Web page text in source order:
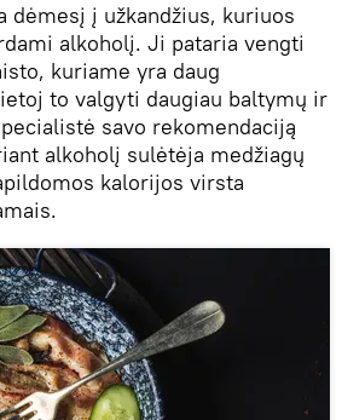
dėmesį į užkandžius, kuriuos
alkoholį. Ji pataria vengti
kuriame yra daug
to valgyti daugiau baltymų ir
savo rekomendaciją
alkoholį sulėtėja medžiagų
kalorijos virsta